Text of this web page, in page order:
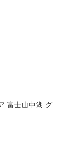
富士山中湖 グ